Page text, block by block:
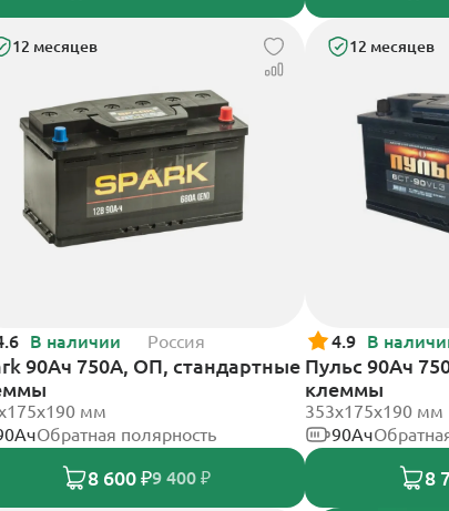
12 месяцев
В наличии Россия
90Ач 750А, ОП, стандартные
мм
Обратная полярность
8 600 ₽9 400 ₽
12 месяцев
4.9 В
Пульс 90Ач
клеммы
353x175x190 мм
90Ач
8